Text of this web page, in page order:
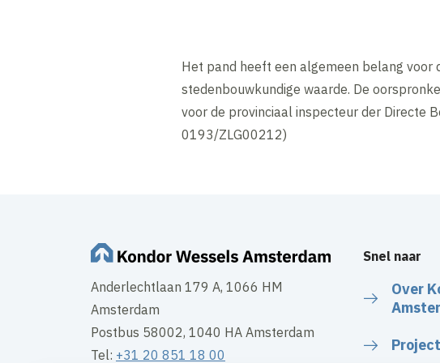
Het pand heeft een algemeen belang voor
stedenbouwkundige waarde. De
voor de provinciaal inspecteur der Directe
0193/ZLG00212)
Anderlechtlaan 179 A, 1066 HM
Amsterdam
Postbus 58002, 1040 HA Amsterdam
Tel: +31 20 851 18 00
Snel naar
Over